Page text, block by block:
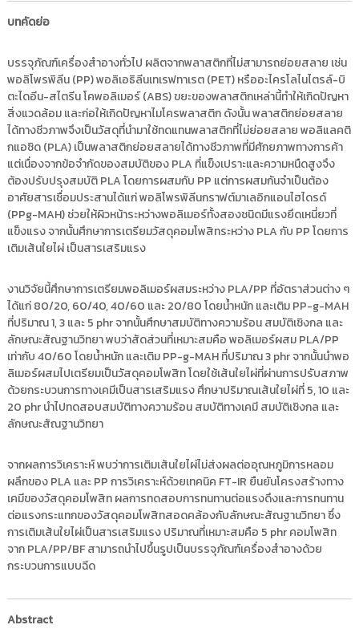
y
:
ลั
ง
ข้
อ
มู
ล
ง
า
น
วิ
ย
บทคัดย่อ
บรรจุภัณฑ์เครื่องสำอางทั่วไป ผลิตจากพลาสติกที่ไม่สามารถย่อยสลาย เช่น
พอลิโพรพิลีน (PP) พอลิเอธิลีนเทเรฟทาเรต (PET) หรืออะไครโลไนไตรล์-บิ
ตะไดอีน-สไตรีน โคพอลิเมอร์ (ABS) ขยะของพลาสติกเหล่านี้ทำให้เกิดปัญหา
สิ่งแวดล้อม และก่อให้เกิดปัญหาไมโครพลาสติก ดังนั้น พลาสติกย่อยสลาย
ได้ทางชีวภาพจึงเป็นวัสดุที่นำมาใช้ทดแทนพลาสติกที่ไม่ย่อยสลาย พอลิแลคติ
กแอซิด (PLA) เป็นพลาสติกย่อยสลายได้ทางชีวภาพที่มีศักยภาพทางการค้า
แต่เนื่องจากข้อจำกัดของสมบัติของ PLA ที่แข็งเปราะและความหนืดสูงจึง
ต้องปรับปรุงสมบัติ PLA โดยการผสมกับ PP แต่การผสมกันจำเป็นต้อง
อาศัยสารเชื่อมประสานได้แก่ พอลิโพรพิลีนกราฟต์มาเลอิกแอนไฮไดรด์
(PPg-MAH) ช่วยให้ผิวหน้าระหว่างพอลิเมอร์ทั้งสองชนิดมีแรงยึดเหนี่ยวที่
แข็งแรง จากนั้นศึกษาการเตรียมวัสดุคอมโพสิทระหว่าง PLA กับ PP โดยการ
เติมเส้นใยไผ่ เป็นสารเสริมแรง
งานวิจัยนี้ศึกษาการเตรียมพอลิเมอร์ผสมระหว่าง PLA/PP ที่อัตราส่วนต่าง ๆ
ได้แก่ 80/20, 60/40, 40/60 และ 20/80 โดยน้ำหนัก และเติม PP-g-MAH
ที่ปริมาณ 1, 3 และ 5 phr จากนั้นศึกษาสมบัติทางความร้อน สมบัติเชิงกล และ
ลักษณะสัณฐานวิทยา พบว่าสัดส่วนที่เหมาะสมคือ พอลิเมอร์ผสม PLA/PP
เท่ากับ 40/60 โดยน้ำหนัก และเติม PP-g-MAH ที่ปริมาณ 3 phr จากนั้นนำพอ
ลิเมอร์ผสมไปเตรียมเป็นวัสดุคอมโพสิท โดยใช้เส้นใยไผ่ที่ผ่านการปรับสภาพ
ด้วยกระบวนการทางเคมีเป็นสารเสริมแรง ศึกษาปริมาณเส้นใยไผ่ที่ 5, 10 และ
20 phr นำไปทดสอบสมบัติทางความร้อน สมบัติทางเคมี สมบัติเชิงกล และ
ลักษณะสัณฐานวิทยา
จากผลการวิเคราะห์ พบว่าการเติมเส้นใยไผ่ไม่ส่งผลต่ออุณหภูมิการหลอม
ผลึกของ PLA และ PP การวิเคราะห์ด้วยเทคนิค FT-IR ยืนยันโครงสร้างทาง
เคมีของวัสดุคอมโพสิท ผลการทดสอบการทนทานต่อแรงดึงและการทนทาน
ต่อแรงกระแทกของวัสดุคอมโพสิทสอดคล้องกับลักษณะสัณฐานวิทยา ซึ่ง
การเติมเส้นใยไผ่เป็นสารเสริมแรง ปริมาณที่เหมาะสมคือ 5 phr คอมโพสิท
จาก PLA/PP/BF สามารถนำไปขึ้นรูปเป็นบรรจุภัณฑ์เครื่องสำอางด้วย
กระบวนการแบบฉีด
Abstract